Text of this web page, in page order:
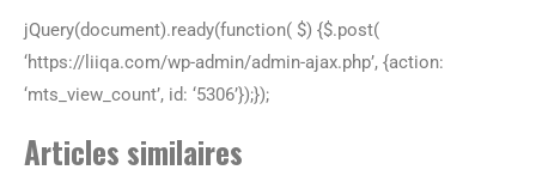
jQuery(document).ready(function( $) {$.post(
‘https://liiqa.com/wp-admin/admin-ajax.php’, {action:
‘mts_view_count’, id: ‘5306’});});
Articles similaires